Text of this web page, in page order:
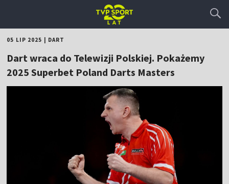
05 LIP 2025 DART
Dart wraca do Telewizji Polskiej. Pokażemy
2025 Superbet Poland Darts Masters